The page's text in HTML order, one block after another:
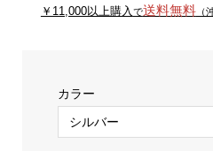
￥11,000以上購入 で送料無料（
カラー